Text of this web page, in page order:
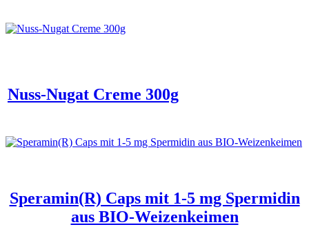
Nuss-Nugat Creme 300g
Speramin(R) Caps mit 1-5 mg Spermidin
aus BIO-Weizenkeimen